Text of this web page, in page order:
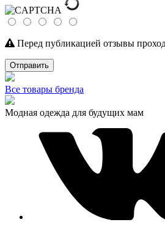
Перед публикацией отзывы
Отправить
Все товары бренда
Модная одежда для будущих мам